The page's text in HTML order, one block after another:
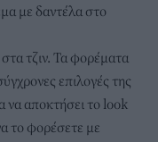
με δαντέλα στο
τζιν. Τα φορέματα
επιλογές της
να αποκτήσει το look
το φορέσετε με